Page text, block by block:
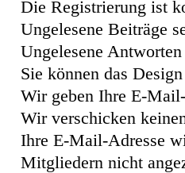
Die Registrierung ist
Ungelesene Beiträge
Ungelesene
Sie können das
Wir geben Ihre E-
Wir verschicken
Ihre E-Mail-Adresse
Mitgliedern nicht